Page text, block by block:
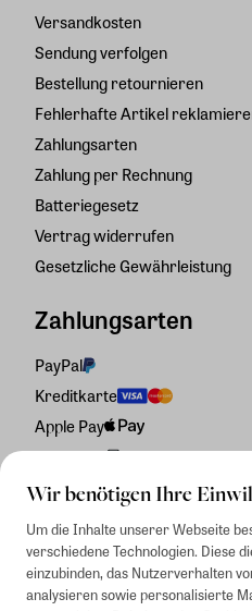
Wir benötigen Ihre
Um die Inhalte unserer Webseite
verschiedene Technologien. Diese
einzubinden, das Nutzerverhalten
analysieren sowie personalisierte
Versandkosten
Sendung verfolgen
Bestellung retournieren
Fehlerhafte Artikel
Zahlungsarten
Zahlung per Rechnung
Batteriegesetz
Vertrag widerrufen
Gesetzliche Gewährleistung
Zahlungsarten
PayPal
Kreditkarte
Apple Pay
Rechnung